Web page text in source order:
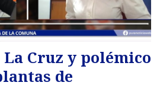
Cruz y polémico
de